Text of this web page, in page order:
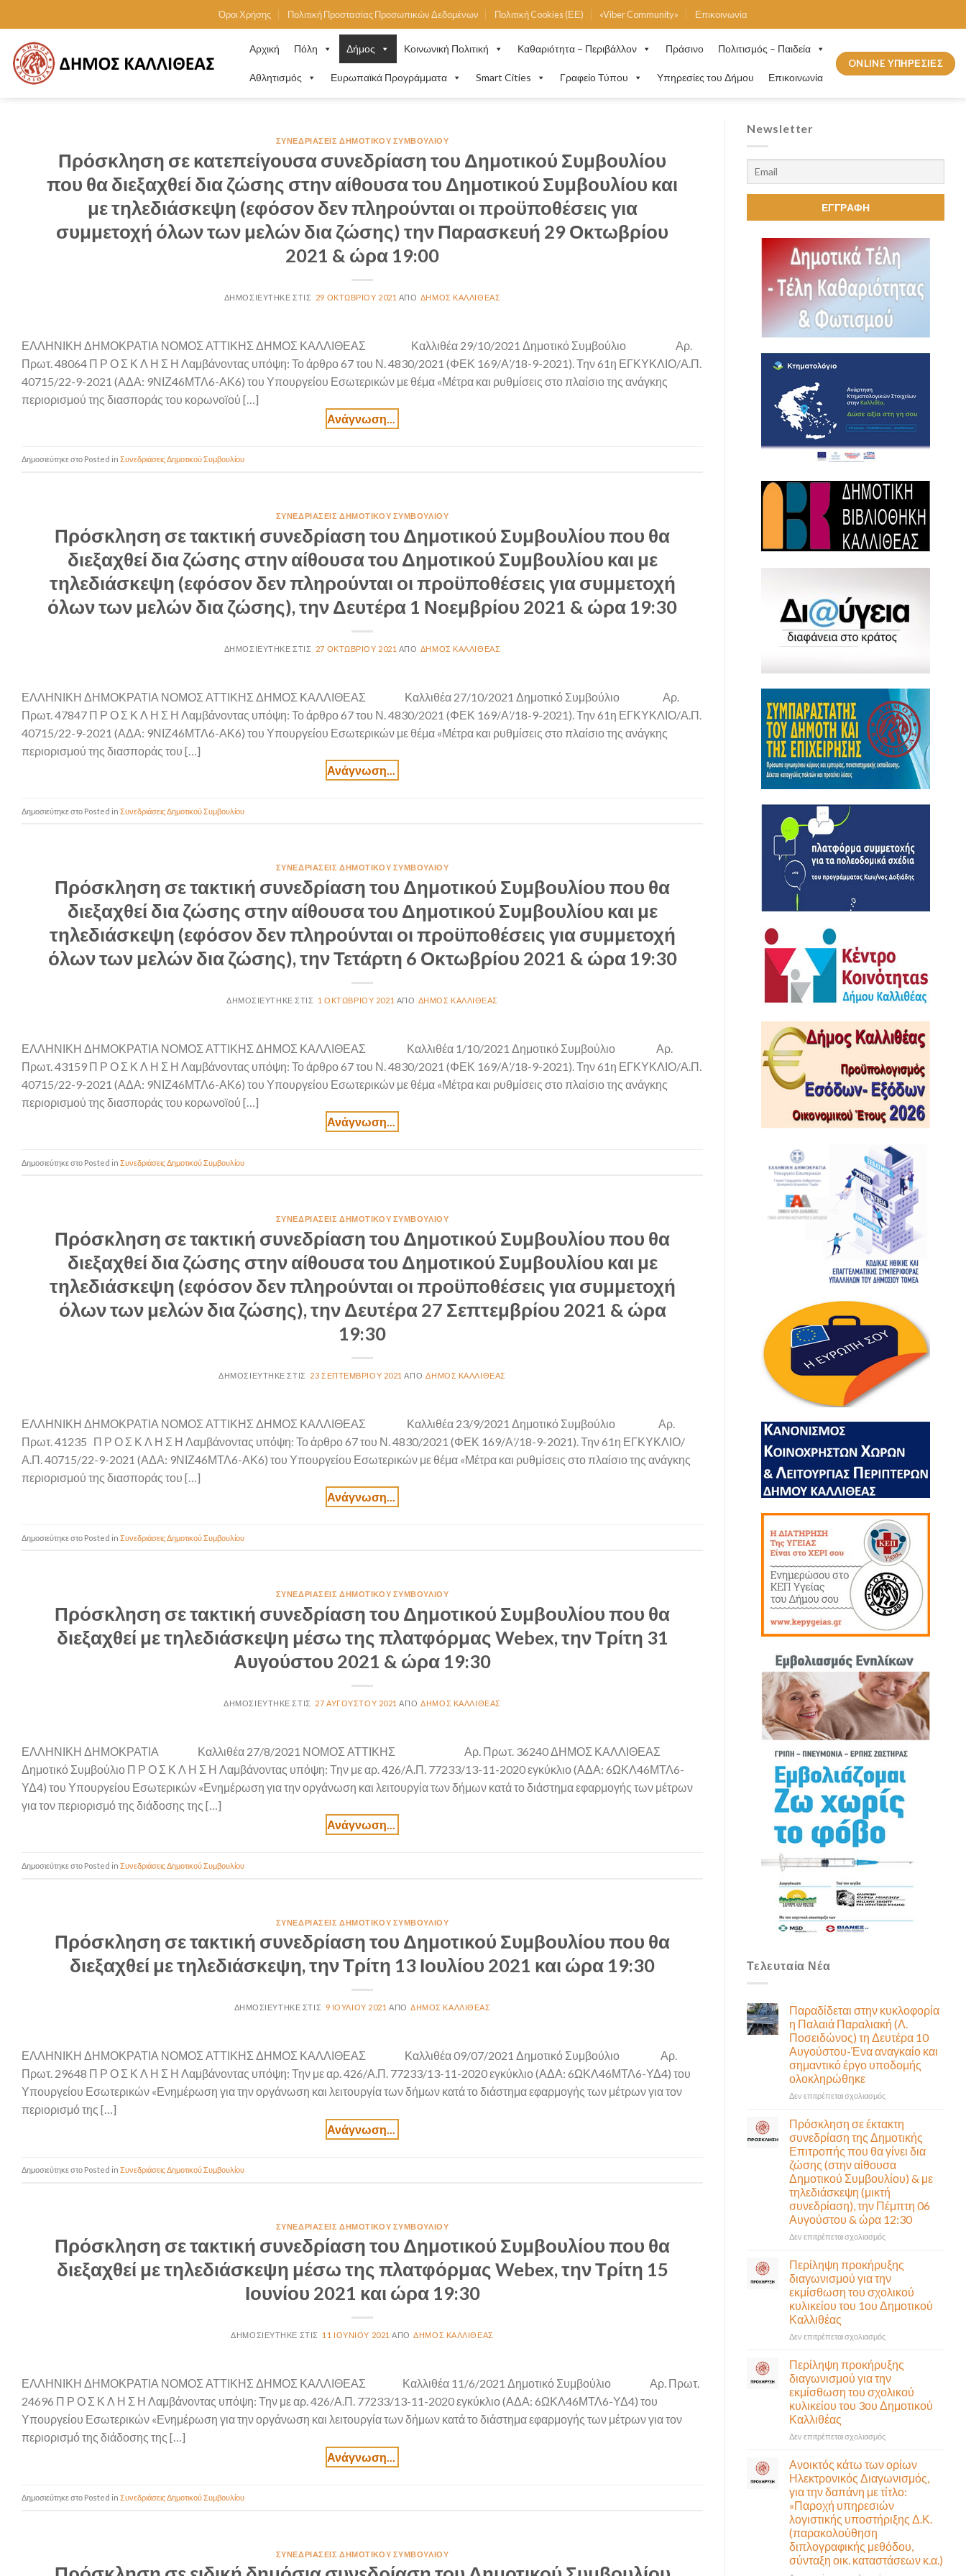
to
content
Όροι Χρήσης Πολιτική Προστασίας Προσωπικών Δεδομένων Πολιτική Cookies (ΕΕ) «Viber Community» Επικοινωνία
Αρχική Πόλη Δήμος Κοινωνική Πολιτική Καθαριότητα – Περιβάλλον Πράσινο Πολιτισμός – Παιδεία
Αθλητισμός Ευρωπαϊκά Προγράμματα Smart Cities Γραφείο Τύπου Υπηρεσίες του Δήμου Επικοινωνία
ONLINE ΥΠΗΡΕΣΙΕΣ
ΣΥΝΕΔΡΙΆΣΕΙΣ ΔΗΜΟΤΙΚΟΎ ΣΥΜΒΟΥΛΊΟΥ
Πρόσκληση σε κατεπείγουσα συνεδρίαση του Δημοτικού Συμβουλίου
που θα διεξαχθεί δια ζώσης στην αίθουσα του Δημοτικού Συμβουλίου και
με τηλεδιάσκεψη (εφόσον δεν πληρούνται οι προϋποθέσεις για
συμμετοχή όλων των μελών δια ζώσης) την Παρασκευή 29 Οκτωβρίου
2021 & ώρα 19:00
29 ΟΚΤΩΒΡΊΟΥ 2021 ΔΉΜΟΣ ΚΑΛΛΙΘΈΑΣ
ΕΛΛΗΝΙΚΗ ΔΗΜΟΚΡΑΤΙΑ ΝΟΜΟΣ ΑΤΤΙΚΗΣ ΔΗΜΟΣ ΚΑΛΛΙΘΕΑΣ Καλλιθέα 29/10/2021 Δημοτικό Συμβούλιο Αρ.
Πρωτ. 48064 Π Ρ Ο Σ Κ Λ Η Σ Η Λαμβάνοντας υπόψη: Το άρθρο 67 του Ν. 4830/2021 (ΦΕΚ 169/Α’/18-9-2021). Την 61η ΕΓΚΥΚΛΙΟ/Α.Π.
40715/22-9-2021 (ΑΔΑ: 9ΝΙΖ46ΜΤΛ6-ΑΚ6) του Υπουργείου Εσωτερικών με θέμα «Μέτρα και ρυθμίσεις στο πλαίσιο της ανάγκης
περιορισμού της διασποράς του κορωνοϊού […]
Posted in Συνεδριάσεις Δημοτικού Συμβουλίου
ΣΥΝΕΔΡΙΆΣΕΙΣ ΔΗΜΟΤΙΚΟΎ ΣΥΜΒΟΥΛΊΟΥ
Πρόσκληση σε τακτική συνεδρίαση του Δημοτικού Συμβουλίου που θα
διεξαχθεί δια ζώσης στην αίθουσα του Δημοτικού Συμβουλίου και με
τηλεδιάσκεψη (εφόσον δεν πληρούνται οι προϋποθέσεις για συμμετοχή
όλων των μελών δια ζώσης), την Δευτέρα 1 Νοεμβρίου 2021 & ώρα 19:30
27 ΟΚΤΩΒΡΊΟΥ 2021 ΔΉΜΟΣ ΚΑΛΛΙΘΈΑΣ
ΕΛΛΗΝΙΚΗ ΔΗΜΟΚΡΑΤΙΑ ΝΟΜΟΣ ΑΤΤΙΚΗΣ ΔΗΜΟΣ ΚΑΛΛΙΘΕΑΣ Καλλιθέα 27/10/2021 Δημοτικό Συμβούλιο Αρ.
Πρωτ. 47847 Π Ρ Ο Σ Κ Λ Η Σ Η Λαμβάνοντας υπόψη: Το άρθρο 67 του Ν. 4830/2021 (ΦΕΚ 169/Α’/18-9-2021). Την 61η ΕΓΚΥΚΛΙΟ/Α.Π.
40715/22-9-2021 (ΑΔΑ: 9ΝΙΖ46ΜΤΛ6-ΑΚ6) του Υπουργείου Εσωτερικών με θέμα «Μέτρα και ρυθμίσεις στο πλαίσιο της ανάγκης
περιορισμού της διασποράς του […]
Posted in Συνεδριάσεις Δημοτικού Συμβουλίου
ΣΥΝΕΔΡΙΆΣΕΙΣ ΔΗΜΟΤΙΚΟΎ ΣΥΜΒΟΥΛΊΟΥ
Πρόσκληση σε τακτική συνεδρίαση του Δημοτικού Συμβουλίου που θα
διεξαχθεί δια ζώσης στην αίθουσα του Δημοτικού Συμβουλίου και με
τηλεδιάσκεψη (εφόσον δεν πληρούνται οι προϋποθέσεις για συμμετοχή
όλων των μελών δια ζώσης), την Τετάρτη 6 Οκτωβρίου 2021 & ώρα 19:30
1 ΟΚΤΩΒΡΊΟΥ 2021 ΔΉΜΟΣ ΚΑΛΛΙΘΈΑΣ
ΕΛΛΗΝΙΚΗ ΔΗΜΟΚΡΑΤΙΑ ΝΟΜΟΣ ΑΤΤΙΚΗΣ ΔΗΜΟΣ ΚΑΛΛΙΘΕΑΣ Καλλιθέα 1/10/2021 Δημοτικό Συμβούλιο Αρ.
Πρωτ. 43159 Π Ρ Ο Σ Κ Λ Η Σ Η Λαμβάνοντας υπόψη: Το άρθρο 67 του Ν. 4830/2021 (ΦΕΚ 169/Α’/18-9-2021). Την 61η ΕΓΚΥΚΛΙΟ/Α.Π.
40715/22-9-2021 (ΑΔΑ: 9ΝΙΖ46ΜΤΛ6-ΑΚ6) του Υπουργείου Εσωτερικών με θέμα «Μέτρα και ρυθμίσεις στο πλαίσιο της ανάγκης
περιορισμού της διασποράς του κορωνοϊού […]
Posted in Συνεδριάσεις Δημοτικού Συμβουλίου
ΣΥΝΕΔΡΙΆΣΕΙΣ ΔΗΜΟΤΙΚΟΎ ΣΥΜΒΟΥΛΊΟΥ
Πρόσκληση σε τακτική συνεδρίαση του Δημοτικού Συμβουλίου που θα
διεξαχθεί δια ζώσης στην αίθουσα του Δημοτικού Συμβουλίου και με
τηλεδιάσκεψη (εφόσον δεν πληρούνται οι προϋποθέσεις για συμμετοχή
όλων των μελών δια ζώσης), την Δευτέρα 27 Σεπτεμβρίου 2021 & ώρα
19:30
23 ΣΕΠΤΕΜΒΡΊΟΥ 2021 ΔΉΜΟΣ ΚΑΛΛΙΘΈΑΣ
ΕΛΛΗΝΙΚΗ ΔΗΜΟΚΡΑΤΙΑ ΝΟΜΟΣ ΑΤΤΙΚΗΣ ΔΗΜΟΣ ΚΑΛΛΙΘΕΑΣ Καλλιθέα 23/9/2021 Δημοτικό Συμβούλιο Αρ.
Πρωτ. 41235 Π Ρ Ο Σ Κ Λ Η Σ Η Λαμβάνοντας υπόψη: Το άρθρο 67 του Ν. 4830/2021 (ΦΕΚ 169/Α’/18-9-2021). Την 61η ΕΓΚΥΚΛΙΟ/
Α.Π. 40715/22-9-2021 (ΑΔΑ: 9ΝΙΖ46ΜΤΛ6-ΑΚ6) του Υπουργείου Εσωτερικών με θέμα «Μέτρα και ρυθμίσεις στο πλαίσιο της ανάγκης
περιορισμού της διασποράς του […]
Posted in Συνεδριάσεις Δημοτικού Συμβουλίου
ΣΥΝΕΔΡΙΆΣΕΙΣ ΔΗΜΟΤΙΚΟΎ ΣΥΜΒΟΥΛΊΟΥ
Πρόσκληση σε τακτική συνεδρίαση του Δημοτικού Συμβουλίου που θα
διεξαχθεί με τηλεδιάσκεψη μέσω της πλατφόρμας Webex, την Τρίτη 31
Αυγούστου 2021 & ώρα 19:30
27 ΑΥΓΟΎΣΤΟΥ 2021 ΔΉΜΟΣ ΚΑΛΛΙΘΈΑΣ
ΕΛΛΗΝΙΚΗ ΔΗΜΟΚΡΑΤΙΑ Καλλιθέα 27/8/2021 ΝΟΜΟΣ ΑΤΤΙΚΗΣ Αρ. Πρωτ. 36240 ΔΗΜΟΣ ΚΑΛΛΙΘΕΑΣ
Δημοτικό Συμβούλιο Π Ρ Ο Σ Κ Λ Η Σ Η Λαμβάνοντας υπόψη: Την με αρ. 426/Α.Π. 77233/13-11-2020 εγκύκλιο (ΑΔΑ: 6ΩΚΛ46ΜΤΛ6-
ΥΔ4) του Υπουργείου Εσωτερικών «Ενημέρωση για την οργάνωση και λειτουργία των δήμων κατά το διάστημα εφαρμογής των μέτρων
για τον περιορισμό της διάδοσης της […]
Posted in Συνεδριάσεις Δημοτικού Συμβουλίου
ΣΥΝΕΔΡΙΆΣΕΙΣ ΔΗΜΟΤΙΚΟΎ ΣΥΜΒΟΥΛΊΟΥ
Πρόσκληση σε τακτική συνεδρίαση του Δημοτικού Συμβουλίου που θα
διεξαχθεί με τηλεδιάσκεψη, την Τρίτη 13 Ιουλίου 2021 και ώρα 19:30
9 ΙΟΥΛΊΟΥ 2021 ΔΉΜΟΣ ΚΑΛΛΙΘΈΑΣ
ΕΛΛΗΝΙΚΗ ΔΗΜΟΚΡΑΤΙΑ ΝΟΜΟΣ ΑΤΤΙΚΗΣ ΔΗΜΟΣ ΚΑΛΛΙΘΕΑΣ Καλλιθέα 09/07/2021 Δημοτικό Συμβούλιο Αρ.
Πρωτ. 29648 Π Ρ Ο Σ Κ Λ Η Σ Η Λαμβάνοντας υπόψη: Την με αρ. 426/Α.Π. 77233/13-11-2020 εγκύκλιο (ΑΔΑ: 6ΩΚΛ46ΜΤΛ6-ΥΔ4) του
Υπουργείου Εσωτερικών «Ενημέρωση για την οργάνωση και λειτουργία των δήμων κατά το διάστημα εφαρμογής των μέτρων για τον
περιορισμό της […]
Posted in Συνεδριάσεις Δημοτικού Συμβουλίου
ΣΥΝΕΔΡΙΆΣΕΙΣ ΔΗΜΟΤΙΚΟΎ ΣΥΜΒΟΥΛΊΟΥ
Πρόσκληση σε τακτική συνεδρίαση του Δημοτικού Συμβουλίου που θα
διεξαχθεί με τηλεδιάσκεψη μέσω της πλατφόρμας Webex, την Τρίτη 15
Ιουνίου 2021 και ώρα 19:30
11 ΙΟΥΝΊΟΥ 2021 ΔΉΜΟΣ ΚΑΛΛΙΘΈΑΣ
ΕΛΛΗΝΙΚΗ ΔΗΜΟΚΡΑΤΙΑ ΝΟΜΟΣ ΑΤΤΙΚΗΣ ΔΗΜΟΣ ΚΑΛΛΙΘΕΑΣ Καλλιθέα 11/6/2021 Δημοτικό Συμβούλιο Αρ. Πρωτ.
24696 Π Ρ Ο Σ Κ Λ Η Σ Η Λαμβάνοντας υπόψη: Την με αρ. 426/Α.Π. 77233/13-11-2020 εγκύκλιο (ΑΔΑ: 6ΩΚΛ46ΜΤΛ6-ΥΔ4) του
Υπουργείου Εσωτερικών «Ενημέρωση για την οργάνωση και λειτουργία των δήμων κατά το διάστημα εφαρμογής των μέτρων για τον
περιορισμό της διάδοσης της […]
Posted in Συνεδριάσεις Δημοτικού Συμβουλίου
ΣΥΝΕΔΡΙΆΣΕΙΣ ΔΗΜΟΤΙΚΟΎ ΣΥΜΒΟΥΛΊΟΥ
Newsletter
Τελευταία Νέα
Παραδίδεται στην κυκλοφορία
η Παλαιά Παραλιακή (Λ.
Ποσειδώνος) τη Δευτέρα 10
Αυγούστου-Ένα αναγκαίο και
σημαντικό έργο υποδομής
ολοκληρώθηκε
Δεν επιτρέπεται σχολιασμόςστο
κυκλοφορία
η
Παλαιά
Παραλιακή
(Λ.
Ποσειδώνος)
τη
Δευτέρα
Αυγούστου-
αναγκαίο
και
σημαντικό
έργο
υποδομής
Πρόσκληση σε έκτακτη
συνεδρίαση της Δημοτικής
Επιτροπής που θα γίνει δια
ζώσης (στην αίθουσα
Δημοτικού Συμβουλίου) & με
τηλεδιάσκεψη (μικτή
συνεδρίαση), την Πέμπτη 06
Αυγούστου & ώρα 12:30
Δεν επιτρέπεται σχολιασμόςστο
σε
έκτακτη
συνεδρίαση
της
Δημοτικής
δια
ζώσης
(στην
αίθουσα
&
τηλεδιάσκεψη
(μικτή
συνεδρίαση),
την
Πέμπτη
06
Αυγούστου
&
ώρα
Περίληψη προκήρυξης
διαγωνισμού για την
εκμίσθωση του σχολικού
κυλικείου του 1ου Δημοτικού
Καλλιθέας
Δεν επιτρέπεται σχολιασμόςστο
προκήρυξης
διαγωνισμού
για
την
εκμίσθωση
1ου
Δημοτικού
Καλλιθέας
Περίληψη προκήρυξης
διαγωνισμού για την
εκμίσθωση του σχολικού
κυλικείου του 3ου Δημοτικού
Καλλιθέας
Δεν επιτρέπεται σχολιασμόςστο
προκήρυξης
διαγωνισμού
για
την
εκμίσθωση
του
κυλικείου
του
Ανοικτός κάτω των ορίων
Ηλεκτρονικός Διαγωνισμός,
για την δαπάνη με τίτλο:
«Παροχή υπηρεσιών
λογιστικής υποστήριξης Δ.Κ.
(παρακολούθηση
διπλογραφικής μεθόδου,
σύνταξη οικ. καταστάσεων κ.α.)